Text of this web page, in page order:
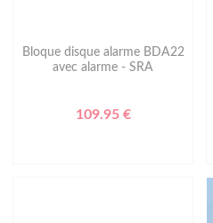
Bloque disque alarme BDA22
avec alarme - SRA
109.95 €